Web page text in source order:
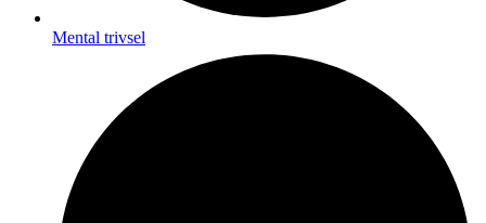
Mental trivsel